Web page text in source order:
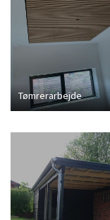
Tømrerarbejde